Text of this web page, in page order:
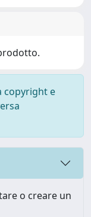
copyright e
o creare un